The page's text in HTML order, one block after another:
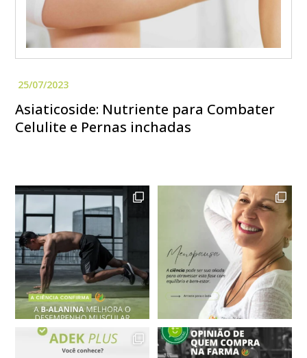
Asiaticoside: Nutriente para Combater
Celulite e Pernas inchadas